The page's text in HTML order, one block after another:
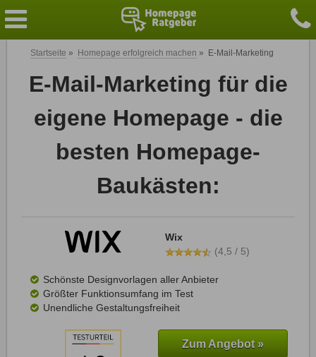
Startseite » Homepage erfolgreich machen » E-Mail-Marketing
E-Mail-Marketing für die
eigene Homepage - die
besten Homepage-
Baukästen:
Wix
(4,5 / 5)
Schönste Designvorlagen aller Anbieter
Größter Funktionsumfang im Test
Unendliche Gestaltungsfreiheit
Zum Angebot »